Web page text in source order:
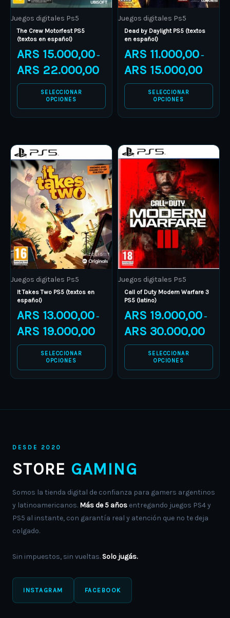
Juegos digitales Ps5
The Crew Motorfest PS5
(textos en español)
ARS 15.000,00 –
ARS 22.000,00
SELECCIONAR
OPCIONES
be
chosen
on
the
product
Juegos digitales Ps5
Dead by Daylight PS5 (textos
en español)
ARS 11.000,00 –
ARS 15.000,00
SELECCIONAR
OPCIONES
be
chosen
on
the
product
Juegos digitales Ps5
It Takes Two PS5 (textos en
español)
ARS 13.000,00 –
ARS 19.000,00
ARS 13.000,00
through
ARS 19.000,00
SELECCIONAR
OPCIONES
This
product
has
multiple
variants.
The
options
may
be
chosen
on
the
product
Juegos digitales Ps5
Call of Duty Modern Warfare 3
PS5 (latino)
ARS 19.000,00 –
ARS 30.000,00
Price
range:
through
SELECCIONAR
OPCIONES
This
product
has
multiple
variants.
The
options
may
be
chosen
on
the
product
DESDE 2020
STORE GAMING
Somos la tienda digital de confianza para gamers argentinos
y latinoamericanos. Más de 5 años entregando juegos PS4 y
PS5 al instante, con garantía real y atención que no te deja
colgado.
Sin impuestos, sin vueltas. Solo jugás.
INSTAGRAM FACEBOOK